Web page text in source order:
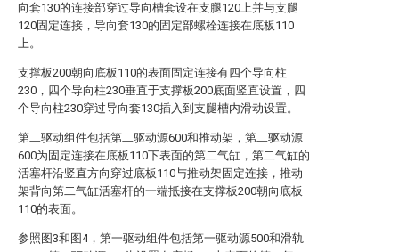
向套130的连接部穿过导向槽套设在支腿120上并与支腿
120固定连接，导向套130的固定部螺栓连接在底板110
上。
支撑板200朝向底板110的表面固定连接有四个导向柱
230，四个导向柱230垂直于支撑板200底面竖直设置，四
个导向柱230穿过导向套130插入到支腿槽内滑动设置。
第二驱动组件包括第二驱动源600和推动架，第二驱动源
600为固定连接在底板110下表面的第二气缸，第二气缸的
活塞杆沿竖直方向穿过底板110与推动架固定连接，推动
架背向第二气缸活塞杆的一端抵接在支撑板200朝向底板
110的表面。
参照图3和图4，第一驱动组件包括第一驱动源500和滑轨